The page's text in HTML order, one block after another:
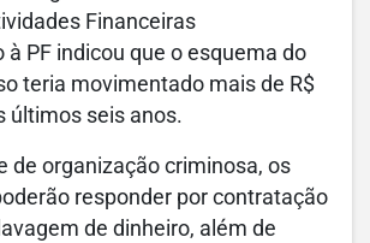
Financeiras
à PF indicou que o esquema do
teria movimentado mais de R$
últimos seis anos.
de organização criminosa, os
responder por contratação
de dinheiro, além de